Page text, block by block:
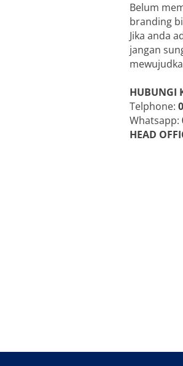
Belum
branding
Jika anda
jangan
HUBUNGI
Telphone:
Whatsapp:
HEAD